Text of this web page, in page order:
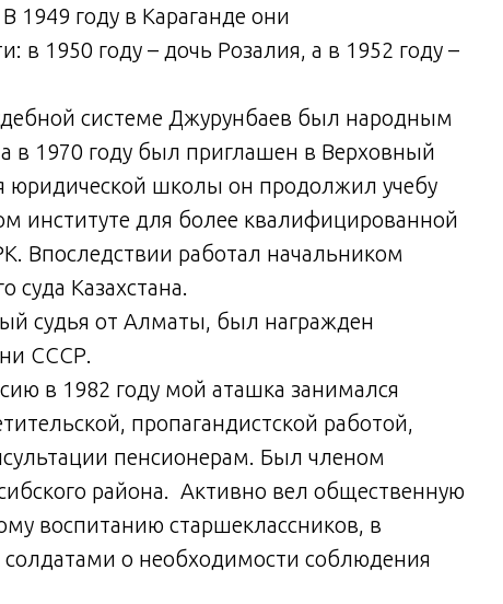
1949 году в Караганде они
в 1950 году – дочь Розалия, а в 1952 году –
системе Джурунбаев был народным
в 1970 году был приглашен в Верховный
юридической школы он продолжил учебу
институте для более квалифицированной
Впоследствии работал начальником
суда Казахстана.
судья от Алматы, был награжден
СССР.
в 1982 году мой аташка занимался
пропагандистской работой,
пенсионерам. Был членом
района. Активно вел общественную
воспитанию старшеклассников, в
солдатами о необходимости соблюдения